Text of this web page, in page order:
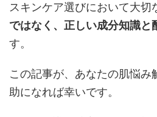
スキンケア選びにおいて大切
ではなく、正しい成分知識と
す。
この記事が、あなたの肌悩み
助になれば幸いです。